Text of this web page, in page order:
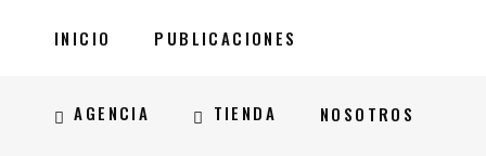
INICIO PUBLICACIONES
AGENCIA TIENDA NOSOTROS